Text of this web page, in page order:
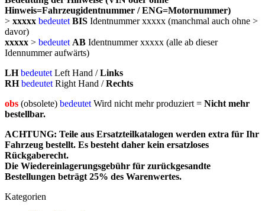
Hinweis=Fahrzeugidentnummer / ENG=Motornummer)
> xxxxx bedeutet BIS Identnummer xxxxx (manchmal auch ohne >
davor)
xxxxx > bedeutet AB Identnummer xxxxx (alle ab dieser
Idennummer aufwärts)
LH bedeutetLeft Hand /Links
RH bedeutetRight Hand /Rechts
obs (obsolete) bedeutetWird nicht mehr produziert = Nicht mehr
bestellbar.
ACHTUNG: Teile aus Ersatzteilkatalogen werden extra für Ihr
Fahrzeug bestellt. Es besteht daher kein ersatzloses
Rückgaberecht.
Die Wiedereinlagerungsgebühr für zurückgesandte
Bestellungen beträgt 25% des Warenwertes.
Kategorien